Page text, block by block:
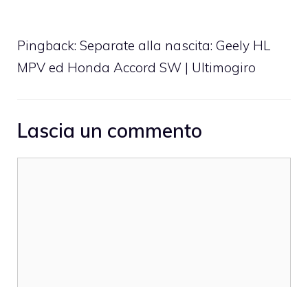
Pingback: Separate alla nascita: Geely HL
MPV ed Honda Accord SW | Ultimogiro
Lascia un commento